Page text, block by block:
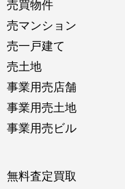
売買物件
売マンション
売一戸建て
売土地
事業用売店舗
事業用売土地
事業用売ビル
無料査定買取